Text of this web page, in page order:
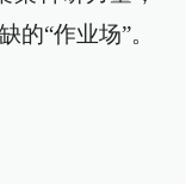
的“作业场”。